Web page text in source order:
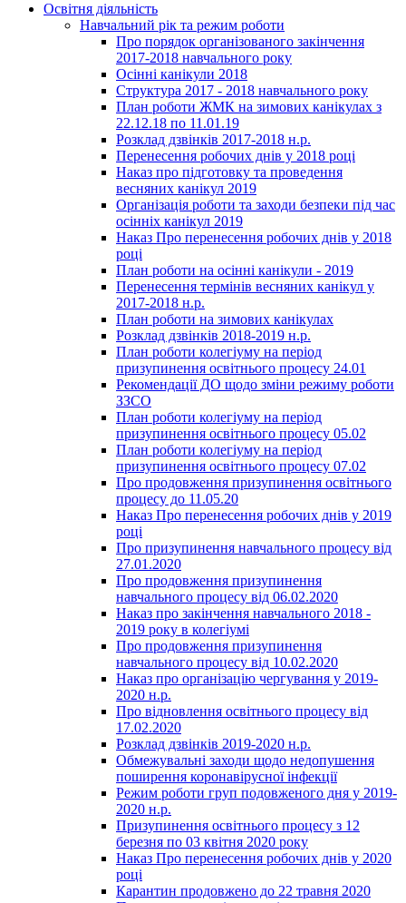
Освітня діяльність
Навчальний рік та режим роботи
Про порядок організованого закінчення
2017-2018 навчального року
Осінні канікули 2018
Структура 2017 - 2018 навчального року
План роботи ЖМК на зимових канікулах з
22.12.18 по 11.01.19
Розклад дзвінків 2017-2018 н.р.
Перенесення робочих днів у 2018 році
Наказ про підготовку та проведення
весняних канікул 2019
Організація роботи та заходи безпеки під час
осінніх канікул 2019
Наказ Про перенесення робочих днів у 2018
році
План роботи на осінні канікули - 2019
Перенесення термінів весняних канікул у
2017-2018 н.р.
План роботи на зимових канікулах
Розклад дзвінків 2018-2019 н.р.
План роботи колегіуму на період
призупинення освітнього процесу 24.01
Рекомендації ДО щодо зміни режиму роботи
ЗЗСО
План роботи колегіуму на період
призупинення освітнього процесу 05.02
План роботи колегіуму на період
призупинення освітнього процесу 07.02
Про продовження призупинення освітнього
процесу до 11.05.20
Наказ Про перенесення робочих днів у 2019
році
Про призупинення навчального процесу від
27.01.2020
Про продовження призупинення
навчального процесу від 06.02.2020
Наказ про закінчення навчального 2018 -
2019 року в колегіумі
Про продовження призупинення
навчального процесу від 10.02.2020
Наказ про організацію чергування у 2019-
2020 н.р.
Про відновлення освітнього процесу від
17.02.2020
Розклад дзвінків 2019-2020 н.р.
Обмежувальні заходи щодо недопушення
поширення коронавірусної інфекції
Режим роботи груп подовженого дня у 2019-
2020 н.р.
Призупинення освітнього процесу з 12
березня по 03 квітня 2020 року
Наказ Про перенесення робочих днів у 2020
році
Карантин продовжено до 22 травня 2020